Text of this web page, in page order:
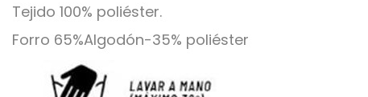
Tejido 100% poliéster.
Forro 65%Algodón-35% poliéster